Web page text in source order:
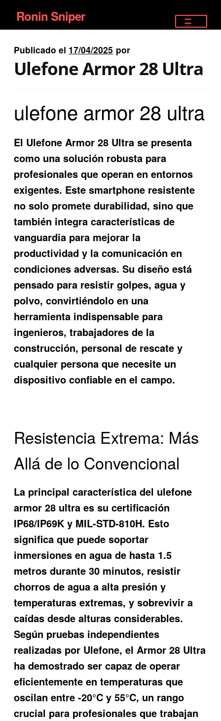
Ir
a
la
navegación
Ir
al
contenido
Ronin Sniper
EQUIPAMIENTO ÉLITE
RIFLES DEPORTIVOS
Publicado el 17/04/2025 por
Ulefone Armor 28 Ultra
ulefone armor 28 ultra
El Ulefone Armor 28 Ultra se presenta
como una solución robusta para
profesionales que operan en entornos
exigentes. Este smartphone resistente
no solo promete durabilidad, sino que
también integra características de
vanguardia para mejorar la
productividad y la comunicación en
condiciones adversas. Su diseño está
pensado para resistir golpes, agua y
polvo, convirtiéndolo en una
herramienta indispensable para
ingenieros, trabajadores de la
construcción, personal de rescate y
cualquier persona que necesite un
dispositivo confiable en el campo.
Resistencia Extrema: Más
Allá de lo Convencional
La principal característica del ulefone
armor 28 ultra es su certificación
IP68/IP69K y MIL-STD-810H. Esto
significa que puede soportar
inmersiones en agua de hasta 1.5
metros durante 30 minutos, resistir
chorros de agua a alta presión y
temperaturas extremas, y sobrevivir a
caídas desde alturas considerables.
Según pruebas independientes
realizadas por Ulefone, el Armor 28 Ultra
ha demostrado ser capaz de operar
eficientemente en temperaturas que
oscilan entre -20°C y 55°C, un rango
crucial para profesionales que trabajan